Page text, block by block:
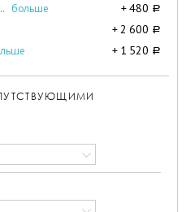
больше + 480 a
+ 2 600 a
+ 1 520 a